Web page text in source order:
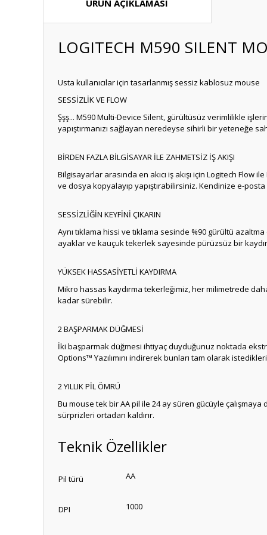
ÜRÜN AÇIKLAMASI
LOGITECH M590 SILENT
Usta kullanıcılar için tasarlanmış sessiz kablosuz mouse
SESSİZLİK VE FLOW
Şşş... M590 Multi-Device Silent, gürültüsüz verimlilikle
yapıştırmanızı sağlayan neredeyse sihirli bir yeteneğe
BİRDEN FAZLA BİLGİSAYAR İLE ZAHMETSİZ İŞ AKIŞI
Bilgisayarlar arasında en akıcı iş akışı için Logitech
ve dosya kopyalayıp yapıştırabilirsiniz. Kendinize e-
SESSİZLİĞİN KEYFİNİ ÇIKARIN
Aynı tıklama hissi ve tıklama sesinde %90 gürültü
ayaklar ve kauçuk tekerlek sayesinde pürüzsüz bir
YÜKSEK HASSASİYETLİ KAYDIRMA
Mikro hassas kaydırma tekerleğimiz, her milimetrede
kadar sürebilir.
2 BAŞPARMAK DÜĞMESİ
İki başparmak düğmesi ihtiyaç duyduğunuz noktada
Options™ Yazılımını indirerek bunları tam olarak
2 YILLIK PİL ÖMRÜ
Bu mouse tek bir AA pil ile 24 ay süren gücüyle
sürprizleri ortadan kaldırır.
Teknik Özellikler
Pil türü AA
DPI 1000